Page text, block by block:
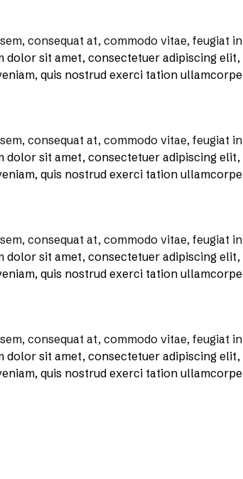
consequat at, commodo vitae, feugiat
dolor sit amet, consectetuer adipiscing
quis nostrud exerci tation
consequat at, commodo vitae, feugiat
dolor sit amet, consectetuer adipiscing
quis nostrud exerci tation
consequat at, commodo vitae, feugiat
dolor sit amet, consectetuer adipiscing
quis nostrud exerci tation
consequat at, commodo vitae, feugiat
dolor sit amet, consectetuer adipiscing
quis nostrud exerci tation